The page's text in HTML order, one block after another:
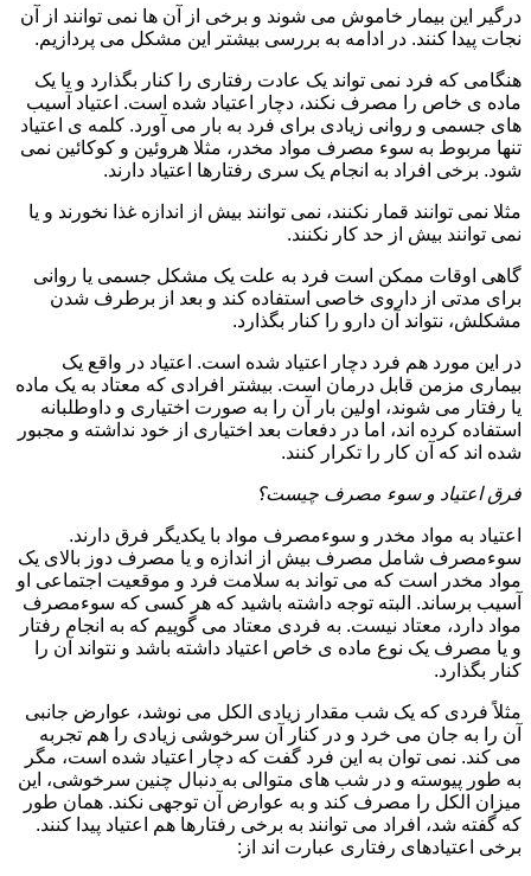
درگیر این بیمار خاموش می شوند و برخی از آن ها نمی توانند از آن
نجات پیدا کنند. در ادامه به بررسی بیشتر این مشکل می پردازیم.
هنگامی که فرد نمی تواند یک عادت رفتاری را کنار بگذارد و یا یک
ماده ی خاص را مصرف نکند، دچار اعتیاد شده است. اعتیاد آسیب
های جسمی و روانی زیادی برای فرد به بار می آورد. کلمه ی اعتیاد
تنها مربوط به سوء مصرف مواد مخدر، مثلا هروئین و کوکائین نمی
شود. برخی افراد به انجام یک سری رفتارها اعتیاد دارند.
مثلا نمی توانند قمار نکنند، نمی توانند بیش از اندازه غذا نخورند و یا
نمی توانند بیش از حد کار نکنند.
گاهی اوقات ممکن است فرد به علت یک مشکل جسمی یا روانی
برای مدتی از داروی خاصی استفاده کند و بعد از برطرف شدن
مشکلش، نتواند آن دارو را کنار بگذارد.
در این مورد هم فرد دچار اعتیاد شده است. اعتیاد در واقع یک
بیماری مزمن قابل درمان است. بیشتر افرادی که معتاد به یک ماده
یا رفتار می شوند، اولین بار آن را به صورت اختیاری و داوطلبانه
استفاده کرده اند، اما در دفعات بعد اختیاری از خود نداشته و مجبور
شده اند که آن کار را تکرار کنند.
فرق اعتیاد و سوء مصرف چیست؟
اعتیاد به مواد مخدر و سوءمصرف مواد با یکدیگر فرق دارند.
سوءمصرف شامل مصرف بیش از اندازه و یا مصرف دوز بالای یک
مواد مخدر است که می تواند به سلامت فرد و موقعیت اجتماعی او
آسیب برساند. البته توجه داشته باشید که هر کسی که سوءمصرف
مواد دارد، معتاد نیست. به فردی معتاد می گوییم که به انجام رفتار
و یا مصرف یک نوع ماده ی خاص اعتیاد داشته باشد و نتواند آن را
کنار بگذارد.
مثلاً فردی که یک شب مقدار زیادی الکل می نوشد، عوارض جانبی
آن را به جان می خرد و در کنار آن سرخوشی زیادی را هم تجربه
می کند. نمی توان به این فرد گفت که دچار اعتیاد شده است، مگر
به طور پیوسته و در شب های متوالی به دنبال چنین سرخوشی، این
میزان الکل را مصرف کند و به عوارض آن توجهی نکند. همان طور
که گفته شد، افراد می توانند به برخی رفتارها هم اعتیاد پیدا کنند.
برخی اعتیادهای رفتاری عبارت اند از: